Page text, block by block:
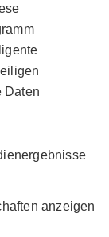
Daten
anzeigen